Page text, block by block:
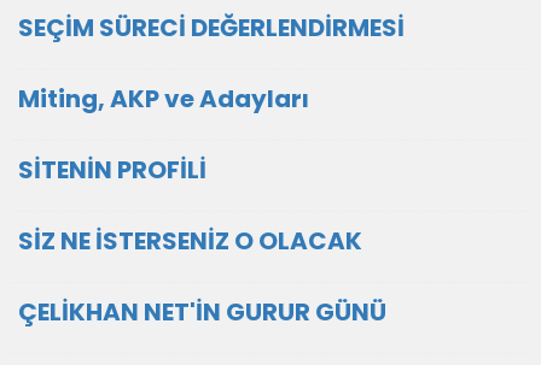
SEÇİM SÜRECİ DEĞERLENDİRMESİ
Miting, AKP ve Adayları
SİTENİN PROFİLİ
SİZ NE İSTERSENİZ O OLACAK
ÇELİKHAN NET'İN GURUR GÜNÜ